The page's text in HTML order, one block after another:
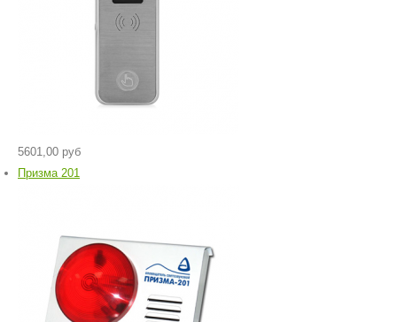
5601,00 руб
Призма 201